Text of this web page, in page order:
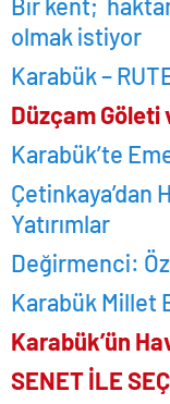
olmak istiyor
Karabük –
Düzçam Göleti
Karabük’te
Çetinkaya’dan
Yatırımlar
Değirmenci:
Karabük Millet
Karabük’ün
SENET İLE